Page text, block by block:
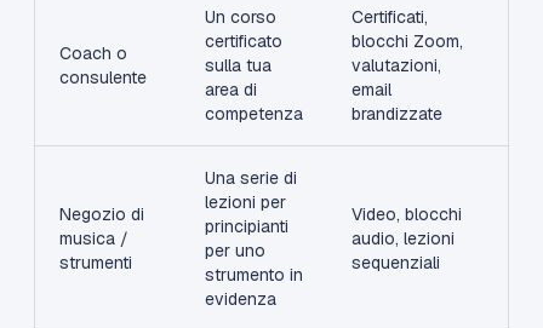
Coach o
consulente
Un corso
certificato
sulla tua
area di
competenza
Certificati,
blocchi Zoom,
valutazioni,
email
brandizzate
Negozio di
musica /
strumenti
Una serie di
lezioni per
principianti
per uno
strumento in
evidenza
Video, blocchi
audio, lezioni
sequenziali